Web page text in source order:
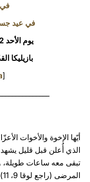
في
في عيد
يوم الأحد 22 حزيران/يونيو 2025
بازيليكا
[
أيّها الإخوة والأخوات
الذي أُعلن قبل قليل
تبقى معه ساعات طويلة،